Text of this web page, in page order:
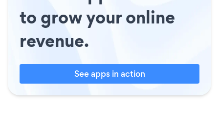
to grow your online
revenue.
See apps in action